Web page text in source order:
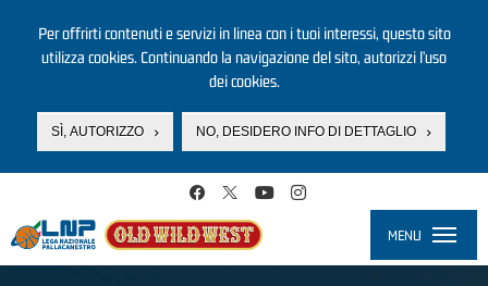
Per offrirti contenuti e servizi in linea con i tuoi interessi, questo sito
utilizza cookies. Continuando la navigazione del sito, autorizzi l’uso
dei cookies.
SÌ, AUTORIZZO NO, DESIDERO INFO DI DETTAGLIO
MENU